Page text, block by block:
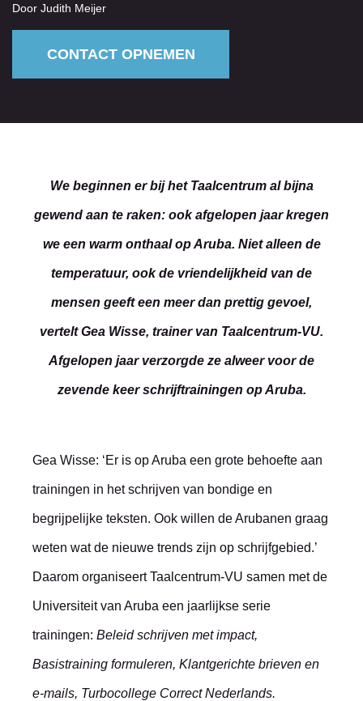
Door Judith Meijer
CONTACT OPNEMEN
We beginnen er bij het Taalcentrum al bijna
gewend aan te raken: ook afgelopen jaar kregen
we een warm onthaal op Aruba. Niet alleen de
temperatuur, ook de vriendelijkheid van de
mensen geeft een meer dan prettig gevoel,
vertelt Gea Wisse, trainer van Taalcentrum-VU.
Afgelopen jaar verzorgde ze alweer voor de
zevende keer schrijftrainingen op Aruba.
Gea Wisse: ‘Er is op Aruba een grote behoefte aan
trainingen in het schrijven van bondige en
begrijpelijke teksten. Ook willen de Arubanen graag
weten wat de nieuwe trends zijn op schrijfgebied.’
Daarom organiseert Taalcentrum-VU samen met de
Universiteit van Aruba een jaarlijkse serie
trainingen: Beleid schrijven met impact,
Basistraining formuleren, Klantgerichte brieven en
e-mails, Turbocollege Correct Nederlands.